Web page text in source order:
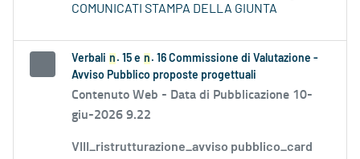
COMUNICATI STAMPA DELLA GIUNTA
Verbali n . 15 e n . 16 Commissione di Valutazione -
Avviso Pubblico proposte progettuali
Contenuto Web - Data di Pubblicazione 10-
giu-2026 9.22
VIII_ristrutturazione_avviso pubblico_card